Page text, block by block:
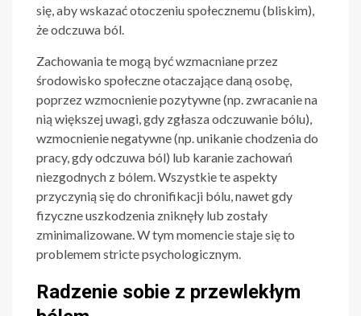
się, aby wskazać otoczeniu społecznemu (bliskim),
że odczuwa ból.
Zachowania te mogą być wzmacniane przez
środowisko społeczne otaczające daną osobę,
poprzez wzmocnienie pozytywne (np. zwracanie na
nią większej uwagi, gdy zgłasza odczuwanie bólu),
wzmocnienie negatywne (np. unikanie chodzenia do
pracy, gdy odczuwa ból) lub karanie zachowań
niezgodnych z bólem. Wszystkie te aspekty
przyczynią się do chronifikacji bólu, nawet gdy
fizyczne uszkodzenia zniknęły lub zostały
zminimalizowane. W tym momencie staje się to
problemem stricte psychologicznym.
Radzenie sobie z przewlekłym